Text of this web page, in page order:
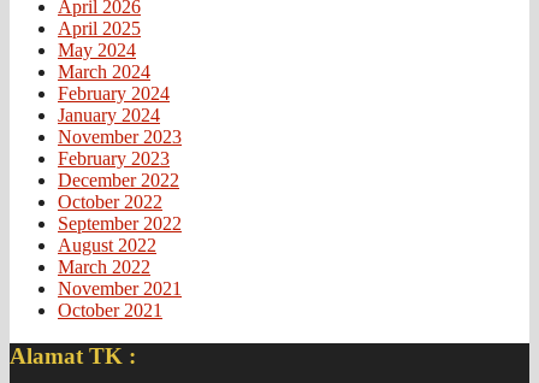
April 2026
April 2025
May 2024
March 2024
February 2024
January 2024
November 2023
February 2023
December 2022
October 2022
September 2022
August 2022
March 2022
November 2021
October 2021
Alamat TK :